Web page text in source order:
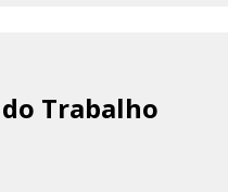
Trabalho